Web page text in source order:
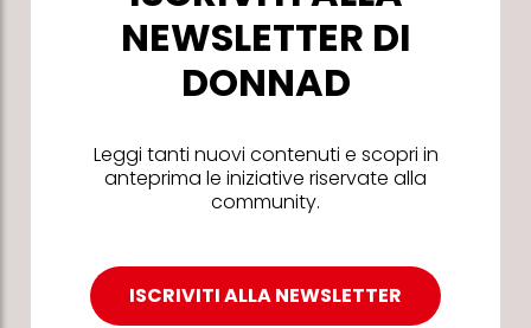
NEWSLETTER DI
DONNAD
Leggi tanti nuovi contenuti e scopri in
anteprima le iniziative riservate alla
community.
ISCRIVITI ALLA NEWSLETTER